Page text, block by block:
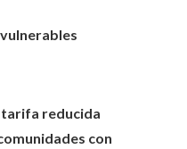
tarifa reducida
con